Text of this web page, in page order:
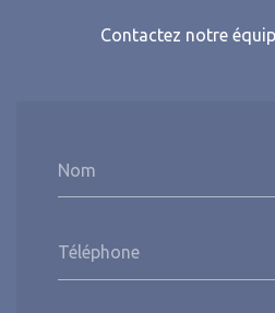
Contactez notre
Nom
Téléphone